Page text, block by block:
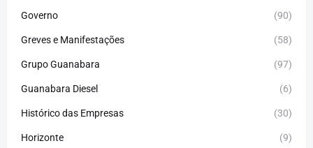
Governo (90)
Greves e Manifestações (58)
Grupo Guanabara (97)
Guanabara Diesel (6)
Histórico das Empresas (30)
Horizonte (9)